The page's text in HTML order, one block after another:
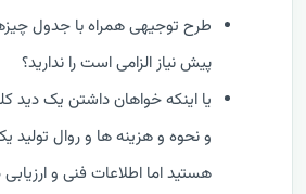
طرح توجیهی همراه با جدول
پیش نیاز الزامی است را ندارید؟
یا اینکه خواهان داشتن یک دید
و نحوه و هزینه ها و روال تولید
هستید اما اطلاعات فنی و ارزیابی